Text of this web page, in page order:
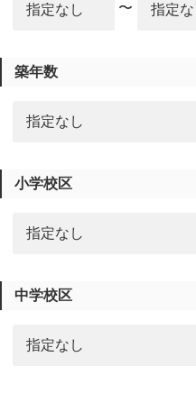
〜
築年数
小学校区
中学校区